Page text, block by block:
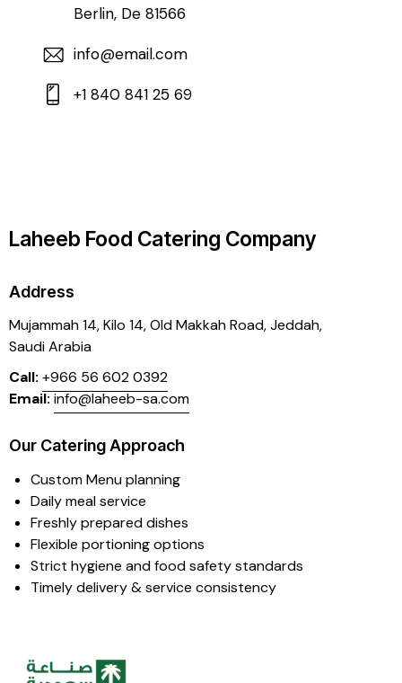
Berlin, De 81566
info@email.com
+1 840 841 25 69
Laheeb Food Catering Company
Address
Mujammah 14, Kilo 14,Old Makkah Road, Jeddah,
Saudi Arabia
Call: +966 56 602 0392
Email:info@laheeb-sa.com
Our Catering Approach
Custom Menu planning
Daily meal service
Freshly prepared dishes
Flexible portioning options
Strict hygiene and food safety standards
Timely delivery & service consistency